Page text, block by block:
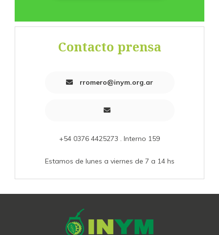
Contacto prensa
rromero@inym.org.ar
+54 0376 4425273 . Interno 159
Estamos de lunes a viernes de 7 a 14 hs